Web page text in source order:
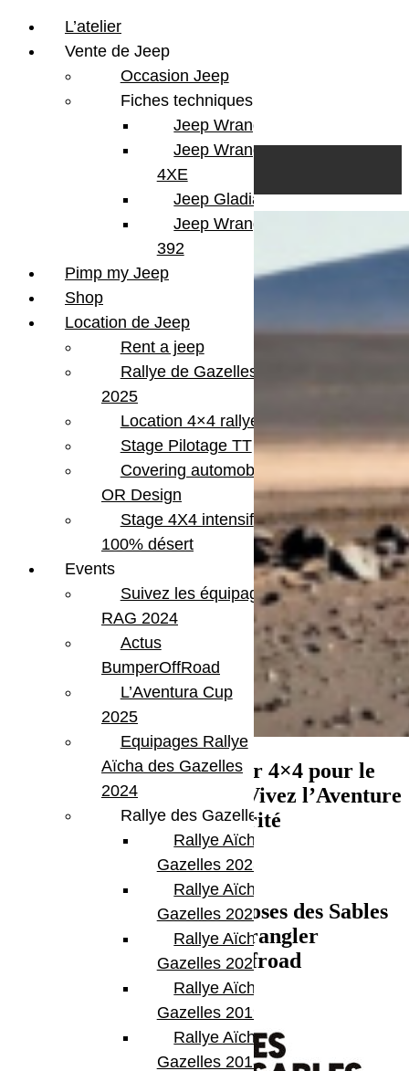
Location Jeep Wrangler 4×4 pour le
Rallye Roses des Sables : Vivez l’Aventure
en Tout Sécurité
Préparez votre Rallye Roses des Sables
avec une Jeep Wrangler
BumperOffroad
L’atelier
Vente de Jeep
Occasion Jeep
Fiches techniques
Jeep Wrangler JL
Jeep Wrangler
4XE
Jeep Gladiator
Jeep Wrangler V8
392
Pimp my Jeep
Shop
Location de Jeep
Rent a jeep
Rallye de Gazelles
2025
Location 4×4 rallye
Stage Pilotage TT
Covering automobile –
OR Design
Stage 4X4 intensif
100% désert
Events
Suivez les équipages
RAG 2024
Actus
BumperOffRoad
L’Aventura Cup
2025
Equipages Rallye
Aïcha des Gazelles
2024
Rallye des Gazelles
Rallye Aïcha des
Gazelles 2023
Rallye Aïcha des
Gazelles 2022
Rallye Aïcha des
Gazelles 2021 -30th
Rallye Aïcha des
Gazelles 2019
Rallye Aïcha des
Gazelles 2018